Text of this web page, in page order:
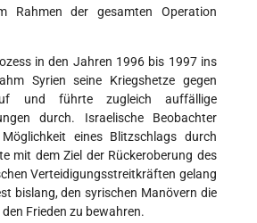
Rahmen der gesamten Operation
in den Jahren 1996 bis 1997 ins
Syrien seine Kriegshetze gegen
und führte zugleich auffällige
durch. Israelische Beobachter
eines Blitzschlags durch
mit dem Ziel der Rückeroberung des
Verteidigungsstreitkräften gelang
bislang, den syrischen Manövern die
Frieden zu bewahren.